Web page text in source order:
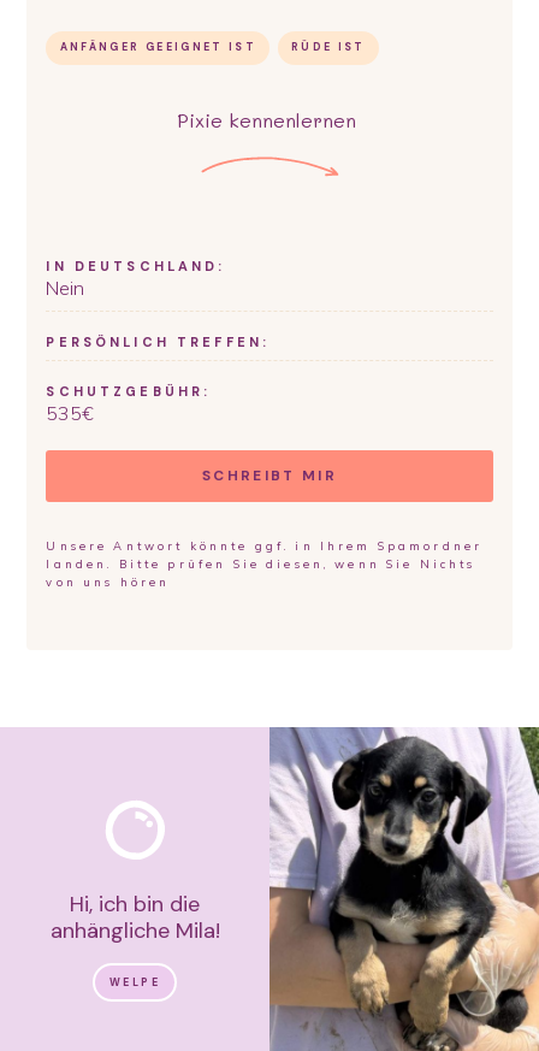
ANFÄNGER GEEIGNET IST RÜDE IST
Pixie kennenlernen
IN DEUTSCHLAND:
Nein
PERSÖNLICH TREFFEN:
SCHUTZGEBÜHR:
535€
SCHREIBT MIR
Unsere Antwort könnte ggf. in Ihrem Spamordner
landen. Bitte prüfen Sie diesen, wenn Sie Nichts
von uns hören
Hi, ich bin die
anhängliche Mila!
WELPE